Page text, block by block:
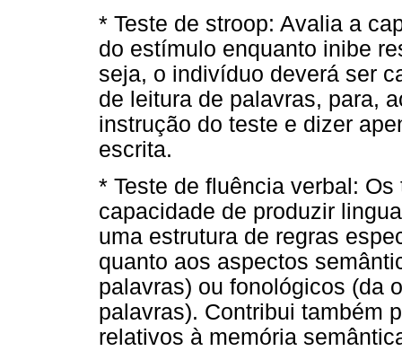
* Teste de stroop: Avalia a
do estímulo enquanto inibe
seja, o indivíduo deverá ser
de leitura de palavras, para,
instrução do teste e dizer
escrita.
* Teste de fluência verbal:
capacidade de produzir
uma estrutura de regras
quanto aos aspectos
palavras) ou fonológicos (da
palavras). Contribui também
relativos à memória